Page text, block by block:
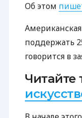
Об этом
поддержать
говорится в
Читайте